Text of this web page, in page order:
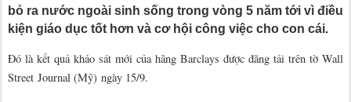
bỏ ra nước ngoài sinh sống trong vòng 5 năm tới vì điều
kiện giáo dục tốt hơn và cơ hội công việc cho con cái.
Đó là kết quả khảo sát mới của hãng Barclays được đăng tải trên tờ Wall
Street Journal (Mỹ) ngày 15/9.